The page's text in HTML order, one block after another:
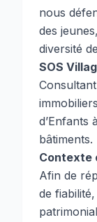
nous
des
diversité
SOS
d’Enfants
bâtiments.
Contexte
Afin de
de